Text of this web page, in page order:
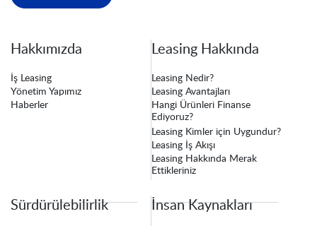
Hakkımızda
İş Leasing
Yönetim Yapımız
Haberler
Leasing Hakkında
Leasing Nedir?
Leasing Avantajları
Hangi Ürünleri Finanse
Ediyoruz?
Leasing Kimler için Uygundur?
Leasing İş Akışı
Leasing Hakkında Merak
Ettikleriniz
Sürdürülebilirlik İnsan Kaynakları